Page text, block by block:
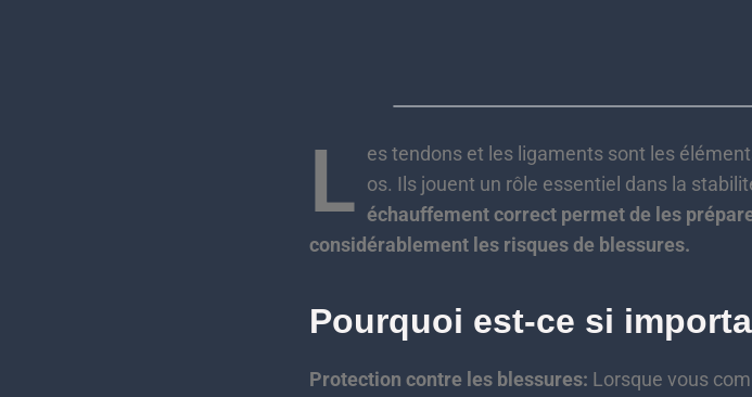
L es tendons et les ligaments sont les
os. Ils jouent un rôle essentiel dans la
échauffement correct permet de les
considérablement les risques de blessures.
Pourquoi est-ce si
Protection contre les blessures: Lorsque vous